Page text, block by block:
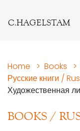
C.HAGELSTAM
Home > Books >
Русские книги /
Художественная
BOOKS /